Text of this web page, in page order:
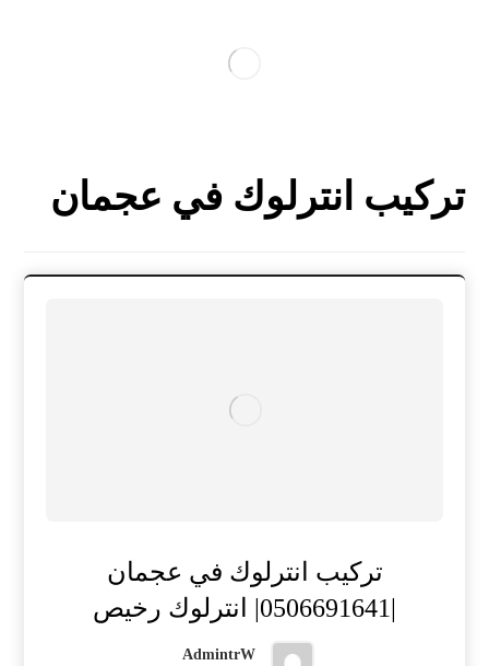
تركيب انترلوك في عجمان
تركيب انترلوك في عجمان
AdmintrW